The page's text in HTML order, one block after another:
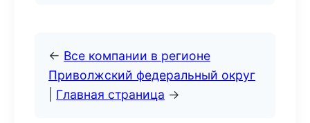
← Все компании в регионе
Приволжский федеральный округ
Главная страница →